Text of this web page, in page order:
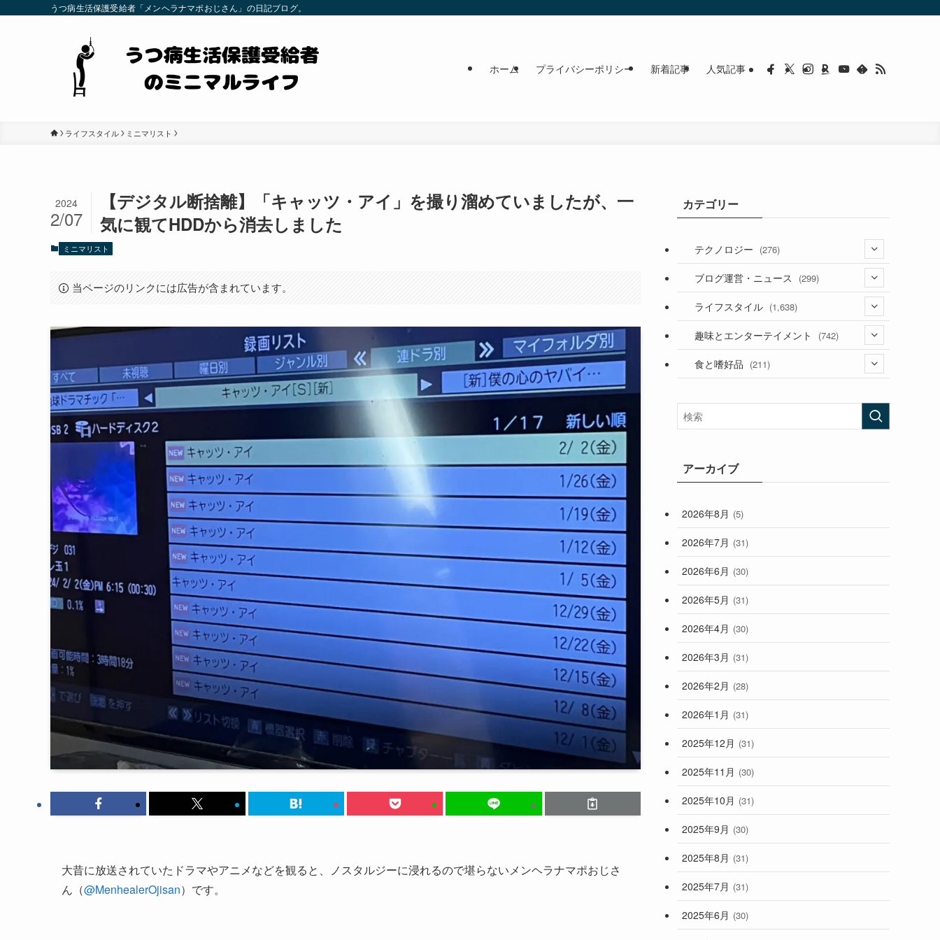
うつ病生活保護受給者「メンヘラナマポおじさん」の日記ブログ。
ホーム プライバシーポリシー 新着記事 人気記事
ライフスタイル ミニマリスト
【デジタル断捨離】「キャッツ・アイ」を撮り溜めていましたが、一
気に観てHDDから消去しました
2024
2/07
ミニマリスト
当ページのリンクには広告が含まれています。
大昔に放送されていたドラマやアニメなどを観ると、ノスタルジーに浸れるので堪らないメンヘラナマポおじさ
ん（@MenhealerOjisan）です。
カテゴリー
テクノロジー (276)
(36)
(187)
(53)
ブログ運営・ニュース (299)
(118)
(181)
ライフスタイル (1,638)
(394)
(282)
(33)
(248)
趣味とエンターテイメント (742)
(56)
(472)
食と嗜好品 (211)
アーカイブ
2026年8月 (5)
2026年7月 (31)
2026年6月 (30)
2026年5月 (31)
2026年4月 (30)
2026年3月 (31)
2026年2月 (28)
2026年1月 (31)
2025年12月 (31)
2025年11月 (30)
2025年10月 (31)
2025年9月 (30)
2025年8月 (31)
2025年7月 (31)
2025年6月 (30)